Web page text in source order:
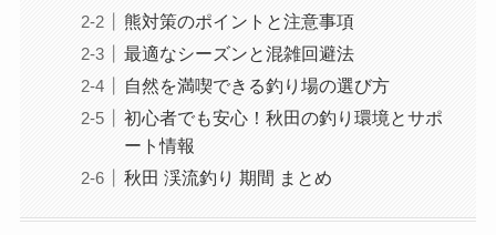
熊対策のポイントと注意事項
最適なシーズンと混雑回避法
自然を満喫できる釣り場の選び方
初心者でも安心！秋田の釣り環境とサポ
ート情報
秋田 渓流釣り 期間 まとめ